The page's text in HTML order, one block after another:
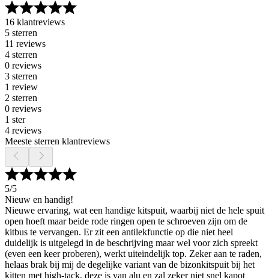
16 klantreviews
5 sterren
11 reviews
4 sterren
0 reviews
3 sterren
1 review
2 sterren
0 reviews
1 ster
4 reviews
Meeste sterren klantreviews
5/5
Nieuw en handig!
Nieuwe ervaring, wat een handige kitspuit, waarbij niet de hele spuit
open hoeft maar beide rode ringen open te schroeven zijn om de
kitbus te vervangen. Er zit een antilekfunctie op die niet heel
duidelijk is uitgelegd in de beschrijving maar wel voor zich spreekt
(even een keer proberen), werkt uiteindelijk top. Zeker aan te raden,
helaas brak bij mij de degelijke variant van de bizonkitspuit bij het
kitten met high-tack, deze is van alu en zal zeker niet snel kapot